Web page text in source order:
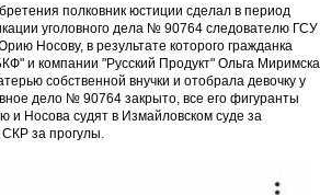
полковник юстиции сделал в период
уголовного дела № 90764 следователю ГСУ
Носову, в результате которого гражданка
и компании "Русский Продукт" Ольга
собственной внучки и отобрала девочку у
дело № 90764 закрыто, все его фигуранты
и Носова судят в Измайловском суде за
СКР за прогулы.